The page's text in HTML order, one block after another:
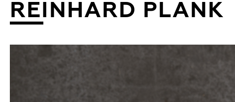
REINHARD PLANK